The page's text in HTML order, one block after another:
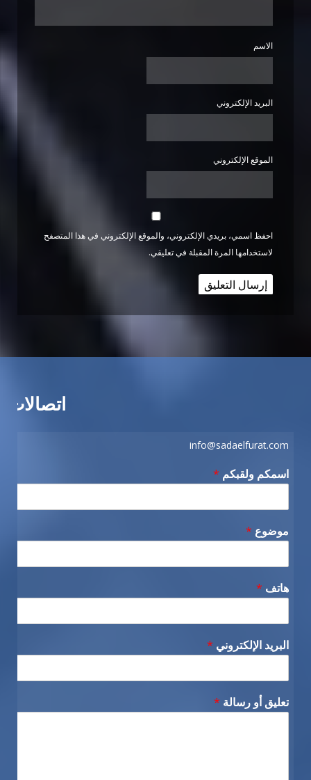
الاسم
البريد الإلكتروني
الموقع الإلكتروني
احفظ اسمي، بريدي الإلكتروني، والموقع الإلكتروني في هذا المتصفح
لاستخدامها المرة المقبلة في تعليقي.
اتصالات
info@sadaelfurat.com
اسمكم ولقبكم *
موضوع *
هاتف *
البريد الإلكتروني *
تعليق أو رسالة *